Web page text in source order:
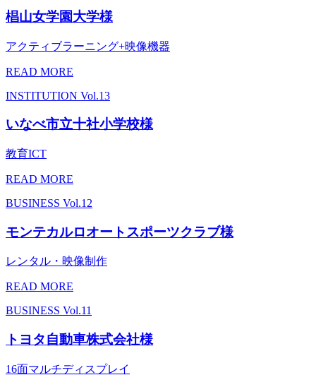
椙山女学園大学様
アクティブラーニング+映像機器
READ MORE
INSTITUTION Vol.13
いなべ市立十社小学校様
教育ICT
READ MORE
BUSINESS Vol.12
モンテカルロオートスポーツクラブ様
レンタル・映像制作
READ MORE
BUSINESS Vol.11
トヨタ自動車株式会社様
16面マルチディスプレイ